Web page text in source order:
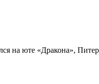
на юте «Дракона»,